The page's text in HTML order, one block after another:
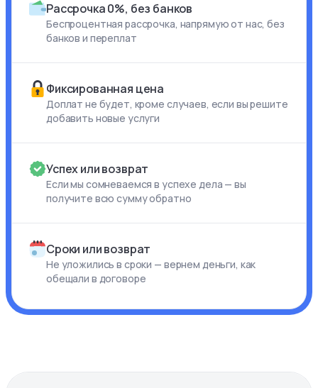
Рассрочка 0%, без банков
Беспроцентная рассрочка, напрямую от нас, без
банков и переплат
Фиксированная цена
Доплат не будет, кроме случаев, если вы решите
добавить новые услуги
Успех или возврат
Если мы сомневаемся в успехе дела — вы
получите всю сумму обратно
Сроки или возврат
Не уложились в сроки — вернем деньги, как
обещали в договоре